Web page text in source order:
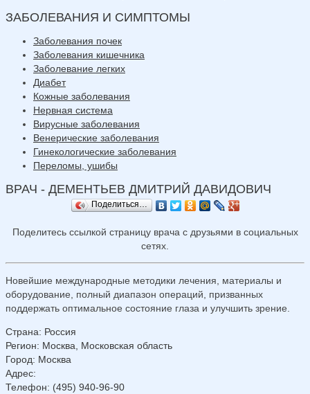
ЗАБОЛЕВАНИЯ И СИМПТОМЫ
Заболевания почек
Заболевания кишечника
Заболевание легких
Диабет
Кожные заболевания
Нервная система
Вирусные заболевания
Венерические заболевания
Гинекологические заболевания
Переломы, ушибы
ВРАЧ - ДЕМЕНТЬЕВ ДМИТРИЙ ДАВИДОВИЧ
Поделиться…
Поделитесь ссылкой страницу врача с друзьями в социальных
сетях.
Новейшие международные методики лечения, материалы и
оборудование, полный диапазон операций, призванных
поддержать оптимальное состояние глаза и улучшить зрение.
Страна: Россия
Регион: Москва, Московская область
Город: Москва
Адрес:
Телефон: (495) 940-96-90